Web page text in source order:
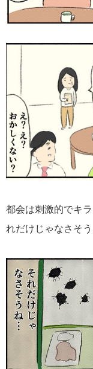
都会は刺激的でキ
れだけじゃなさそう